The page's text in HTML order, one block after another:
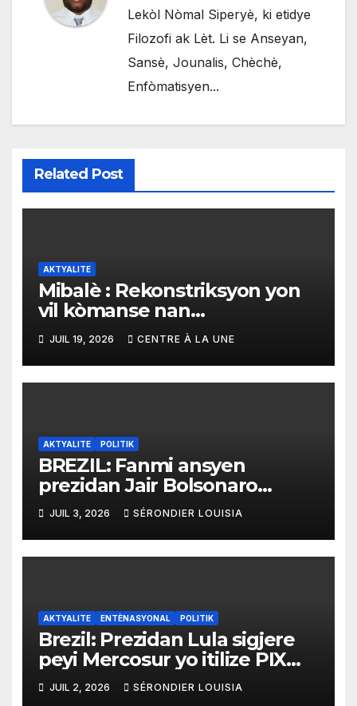
Lekòl Nòmal Siperyè, ki etidye
Filozofi ak Lèt. Li se Anseyan,
Sansè, Jounalis, Chèchè,
Enfòmatisyen...
Related Post
AKTYALITE
Mibalè : Rekonstriksyon yon
vil kòmanse nan
rekonstriksyon lespri moun
yo
JUIL 19, 2026 CENTRE À LA UNE
AKTYALITE POLITIK
BREZIL: Fanmi ansyen
prezidan Jair Bolsonaro
mande gouvènman ameriken
an ogmante taks sou tout
pwodui Brezil ap vann Etazini
JUIL 3, 2026 SÉRONDIER LOUISIA
AKTYALITE ENTÈNASYONAL POLITIK
Brezil: Prezidan Lula sigjere
peyi Mercosur yo itilize PIX
kòm yon sistèm ekonomik
efikas pou fè tranzaksyon
JUIL 2, 2026 SÉRONDIER LOUISIA